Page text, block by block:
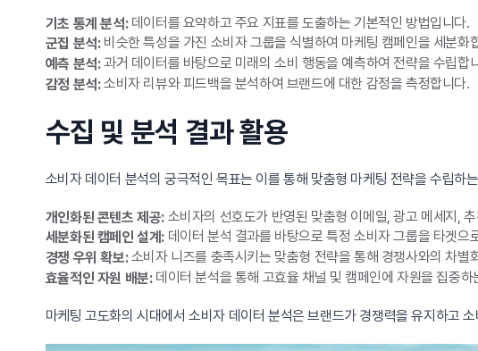
기초 통계 분석:데이터를 요약하고 주요 지표를 도출하는 기본적인 방법입니다.
군집 분석:비슷한 특성을 가진 소비자 그룹을 식별하여 마케팅 캠페인을 세분화
예측 분석:과거 데이터를 바탕으로 미래의 소비 행동을 예측하여 전략을 수립합
감정 분석:소비자 리뷰와 피드백을 분석하여 브랜드에 대한 감정을 측정합니다.
수집 및 분석 결과 활용
소비자 데이터 분석의 궁극적인 목표는 이를 통해 맞춤형 마케팅 전략을 수립
개인화된 콘텐츠 제공:소비자의 선호도가 반영된 맞춤형 이메일, 광고 메세지,
세분화된 캠페인 설계:데이터 분석 결과를 바탕으로 특정 소비자 그룹을 타겟으
경쟁 우위 확보:소비자 니즈를 충족시키는 맞춤형 전략을 통해 경쟁사와의 차별
효율적인 자원 배분:데이터 분석을 통해 고효율 채널 및 캠페인에 자원을 집중하
마케팅 고도화의 시대에서 소비자 데이터 분석은 브랜드가 경쟁력을 유지하고